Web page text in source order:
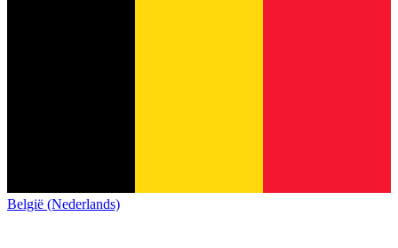
België (Nederlands)